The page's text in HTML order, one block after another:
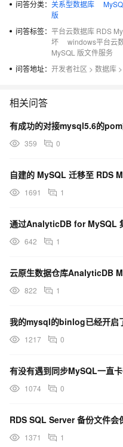
问答分类： 关系型数据库
版
问答标签： 平台云数据库 RDS
坏
windows平台云
MySQL 版文件服务
问答地址： 开发者社区 > 数据库 >
相关问答
359 0
1691 1
642 1
云原生数据仓库AnalyticDB
822 1
1217 0
1074 0
RDS SQL Server 备份文件会
1371 1